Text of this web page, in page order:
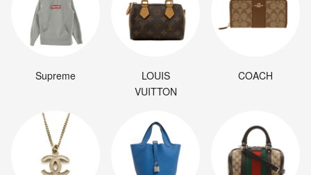
Supreme
LOUIS
VUITTON
COACH